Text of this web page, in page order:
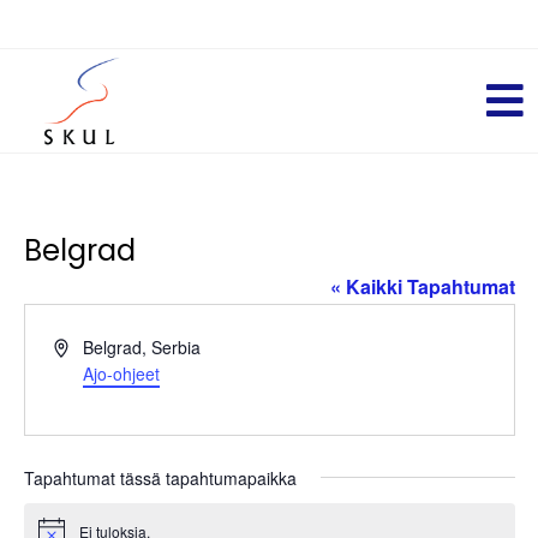
Belgrad
« Kaikki Tapahtumat
O
e
Belgrad, Serbia
Ajo-ohjeet
Tapahtumat tässä tapahtumapaikka
Ei tuloksia.